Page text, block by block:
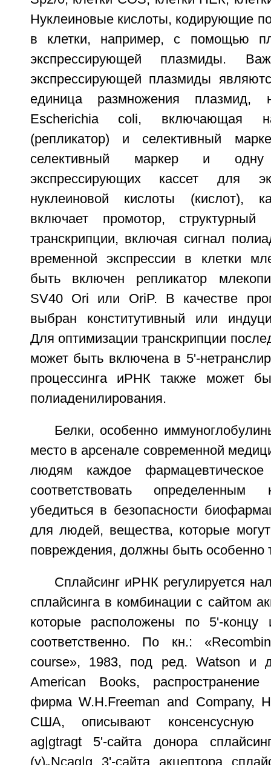
Нуклеиновые кислоты, кодирующие
в клетки, например, с помощью
экспрессирующей плазмиды.
экспрессирующей плазмиды
единица размножения плазмид,
Escherichia coli, включающая
(репликатор) и селективный
селективный маркер и
экспрессирующих кассет для
нуклеиновой кислоты (кислот),
включает промотор,
транскрипции, включая сигнал
временной экспрессии в клетки
быть включен репликатор
SV40 Ori или OriP. В качестве
выбран конститутивный или
Для оптимизации транскрипции
может быть включена в 5'-
процессинга иРНК также может
полиаденилирования.
Белки, особенно
место в арсенале современной
людям каждое
соответствовать
убедиться в безопасности
для людей, вещества, которые
повреждения, должны быть особенно
Сплайсинг иРНК регулируется
сплайсинга в комбинации с сайтом
которые расположены по 5'-концу
соответственно. По кн.:
course», 1983, под ред. Watson и
American Books, распространение
фирма W.H.Freeman and Company,
США, описывают консенсусную
ag|gtragt 5'-сайта донора
(y) Ncag|g 3'-сайта акцептора